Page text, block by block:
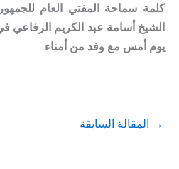
كلمة سماحة المفتي العام
الشيخ أسامة عبد الكريم الرفاعي
يوم أمس مع وفد من أمناء
→ المقالة السابقة